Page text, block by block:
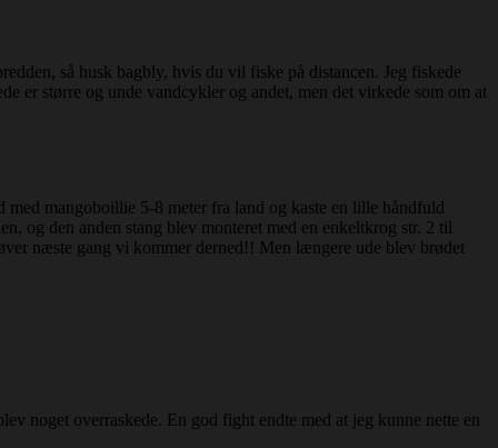
så husk bagbly, hvis du vil fiske på distancen. Jeg fiskede
er større og unde vandcykler og andet, men det virkede som om at
med mangoboillie 5-8 meter fra land og kaste en lille håndfuld
og den anden stang blev monteret med en enkeltkrog str. 2 til
næste gang vi kommer derned!! Men længere ude blev brødet
noget overraskede. En god fight endte med at jeg kunne nette en